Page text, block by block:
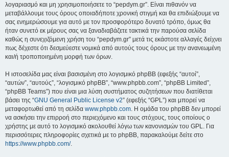
λογαριασμό και μη χρησιμοποιήσετε το “pepdym.gr”. Είναι πιθανόν να
μεταβάλλουμε τους όρους οποιαδήποτε χρονική στιγμή και θα επιδιώξουμε να
σας ενημερώσουμε για αυτό με τον προσφορότερο δυνατό τρόπο, όμως θα
ήταν συνετό εκ μέρους σας να ξαναδιαβάζετε τακτικά την παρούσα σελίδα
καθώς η συνεχιζόμενη χρήση του “pepdym.gr” μετά τις εκάστοτε αλλαγές δείχνει
πως δέχεστε ότι δεσμεύεστε νομικά από αυτούς τους όρους με την ανανεωμένη
και/ή τροποποιημένη μορφή των όρων.
Η ιστοσελίδα μας είναι βασισμένη στο λογισμικό phpBB (εφεξής “αυτοί”,
“αυτών”, “αυτούς”, “λογισμικό phpBB”, “www.phpbb.com”, “phpBB Limited”,
“phpBB Teams”) που είναι μια λύση συστήματος συζητήσεων που διατίθεται
βάσει της “GNU General Public License v2” (εφεξής “GPL”) και μπορεί να
μεταφορτωθεί από τη σελίδα www.phpbb.com. Η ομάδα του phpBB δεν μπορεί
να ασκήσει την επιρροή στο περιεχόμενο και τους στόχους, τους οποίους ο
χρήστης με αυτό το λογισμικό ακολουθεί λόγω των κανονισμών του GPL. Για
περισσότερες πληροφορίες σχετικά με το phpBB, παρακαλούμε δείτε στο
https://www.phpbb.com/.